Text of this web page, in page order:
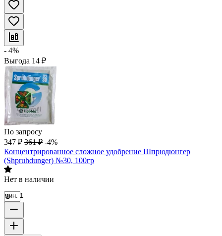
- 4%
Выгода 14 ₽
По запросу
347 ₽ 361 ₽ -4%
Концентрированное сложное удобрение Шпрюдюнгер
(Shpruhdunger) №30, 100гр
Нет в наличии
мин. 1